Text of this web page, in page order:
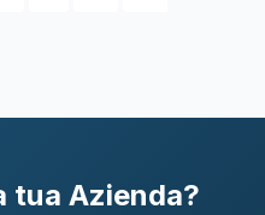
tua Azienda?